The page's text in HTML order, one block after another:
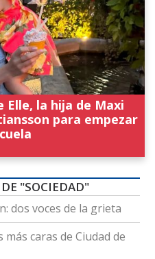
la hija de Maxi
para empezar
"SOCIEDAD"
dos voces de la grieta
más caras de Ciudad de